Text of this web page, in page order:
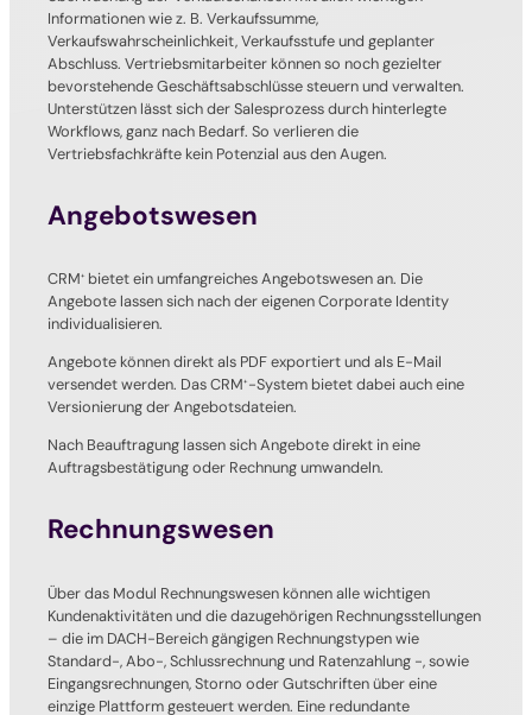
Informationen wie z. B. Verkaufssumme,
Verkaufswahrscheinlichkeit, Verkaufsstufe und geplanter
Abschluss. Vertriebsmitarbeiter können so noch gezielter
bevorstehende Geschäftsabschlüsse steuern und verwalten.
Unterstützen lässt sich der Salesprozess durch hinterlegte
Workflows, ganz nach Bedarf. So verlieren die
Vertriebsfachkräfte kein Potenzial aus den Augen.
Angebotswesen
CRM+ bietet ein umfangreiches Angebotswesen an. Die
Angebote lassen sich nach der eigenen Corporate Identity
individualisieren.
Angebote können direkt als PDF exportiert und als E-Mail
versendet werden. Das CRM+ -System bietet dabei auch eine
Versionierung der Angebotsdateien.
Nach Beauftragung lassen sich Angebote direkt in eine
Auftragsbestätigung oder Rechnung umwandeln.
Rechnungswesen
Über das Modul Rechnungswesen können alle wichtigen
Kundenaktivitäten und die dazugehörigen Rechnungsstellungen
– die im DACH-Bereich gängigen Rechnungstypen wie
Standard-, Abo-, Schlussrechnung und Ratenzahlung -, sowie
Eingangsrechnungen, Storno oder Gutschriften über eine
einzige Plattform gesteuert werden. Eine redundante